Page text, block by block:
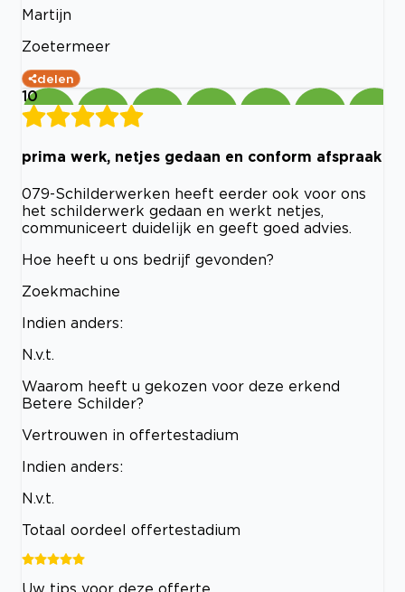
Martijn
Zoetermeer
delen
10
prima werk, netjes gedaan en conform afspraak
079-Schilderwerken heeft eerder ook voor ons
het schilderwerk gedaan en werkt netjes,
communiceert duidelijk en geeft goed advies.
Hoe heeft u ons bedrijf gevonden?
Zoekmachine
Indien anders:
N.v.t.
Waarom heeft u gekozen voor deze erkend
Betere Schilder?
Vertrouwen in offertestadium
Indien anders:
N.v.t.
Totaal oordeel offertestadium
Uw tips voor deze offerte